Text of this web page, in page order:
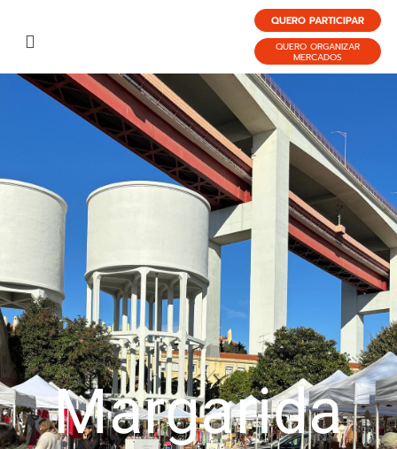
QUERO PARTICIPAR
QUERO ORGANIZAR
MERCADOS
Margarida